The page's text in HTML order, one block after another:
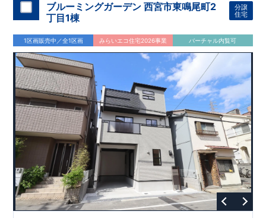
ブルーミングガーデン 西宮市東鳴尾町2
丁目1棟
分譲
住宅
1区画販売中／全1区画 みらいエコ住宅2026事業 バーチャル内覧可